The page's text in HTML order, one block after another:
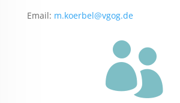
Email: m.koerbel@vgog.de
